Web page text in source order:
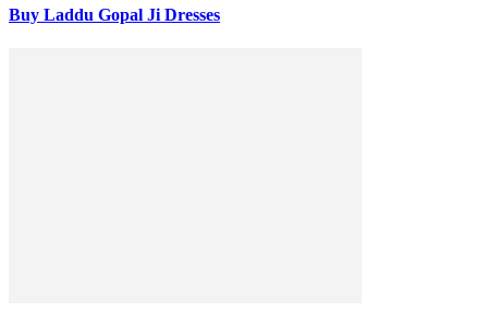
Buy Laddu Gopal Ji Dresses